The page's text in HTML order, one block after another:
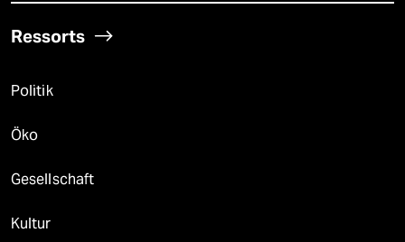
Ressorts
Politik
Öko
Gesellschaft
Kultur